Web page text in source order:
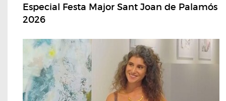
Especial Festa Major Sant Joan de Palamós
2026